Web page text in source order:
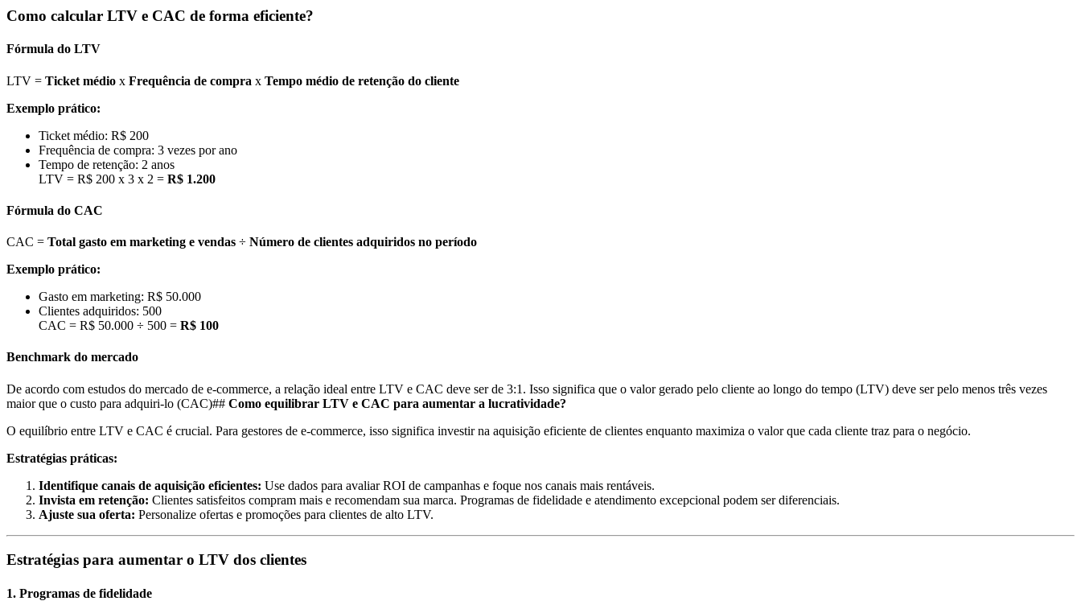
Como calcular LTV e CAC de forma eficiente?
Fórmula do LTV
LTV = Ticket médio x Frequência de compra x Tempo médio de retenção do cliente
Exemplo prático:
Ticket médio: R$ 200
Frequência de compra: 3 vezes por ano
Tempo de retenção: 2 anos
LTV = R$ 200 x 3 x 2 = R$ 1.200
Fórmula do CAC
CAC = Total gasto em marketing e vendas ÷ Número de clientes adquiridos no período
Exemplo prático:
Gasto em marketing: R$ 50.000
Clientes adquiridos: 500
CAC = R$ 50.000 ÷ 500 = R$ 100
Benchmark do mercado
De acordo com estudos do mercado de e-commerce, a relação ideal entre LTV e CAC deve ser de 3:1. Isso significa que o valor gerado pelo cliente ao longo do tempo (LTV) deve ser pelo menos três vezes
maior que o custo para adquiri-lo (CAC)## Como equilibrar LTV e CAC para aumentar a lucratividade?
O equilíbrio entre LTV e CAC é crucial. Para gestores de e-commerce, isso significa investir na aquisição eficiente de clientes enquanto maximiza o valor que cada cliente traz para o negócio.
Estratégias práticas:
Identifique canais de aquisição eficientes: Use dados para avaliar ROI de campanhas e foque nos canais mais rentáveis.
Invista em retenção: Clientes satisfeitos compram mais e recomendam sua marca. Programas de fidelidade e atendimento excepcional podem ser diferenciais.
Ajuste sua oferta: Personalize ofertas e promoções para clientes de alto LTV.
Estratégias para aumentar o LTV dos clientes
1. Programas de fidelidade